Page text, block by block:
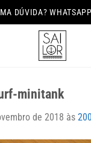
DÚVIDA?
minitank
de 2018 às